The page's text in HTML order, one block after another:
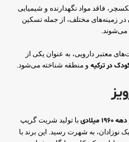
فاقد مواد نگهدارنده و شیمیایی
در زمینه‌های مختلف، از جمله تسکین
می‌شوند.
معتبر دارویی، به عنوان یکی از
در ترکیه و منطقه شناخته می‌شود.
میلادی
با تولید شربت گریپ
به شهرت رسید. این برند با